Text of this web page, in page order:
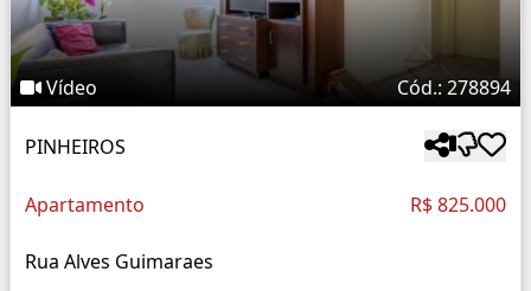
Vídeo Cód.: 278894
PINHEIROS
Apartamento R$ 825.000
Rua Alves Guimaraes